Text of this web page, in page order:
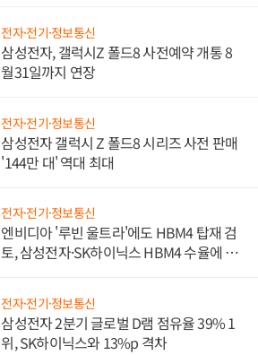
전자·전기·정보통신
삼성전자, 갤럭시Z 폴드8 사전예약 개통 8
월31일까지 연장
전자·전기·정보통신
삼성전자 갤럭시 Z 폴드8 시리즈 사전 판매
'144만 대' 역대 최대
전자·전기·정보통신
엔비디아 '루빈 울트라'에도 HBM4 탑재 검
토, 삼성전자·SK하이닉스 HBM4 수율에 주
전자·전기·정보통신
삼성전자 2분기 글로벌 D램 점유율 39% 1
위, SK하이닉스와 13%p 격차